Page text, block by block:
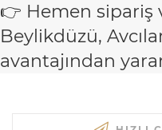
👉 Hemen sipariş
Beylikdüzü,
avantajından